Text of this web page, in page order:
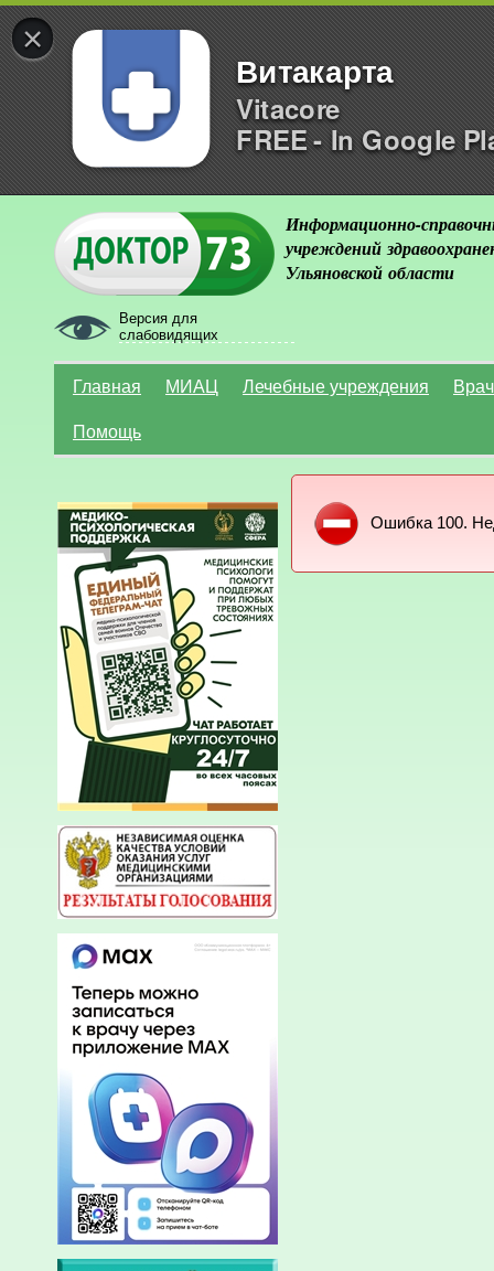
×
Витакарта
Vitacore
FREE - In Google
Версия для
слабовидящих
Информационно-
учреждений
Ульяновской области
Главная МИАЦ Лечебные учреждения
Помощь
Ошибка 100.